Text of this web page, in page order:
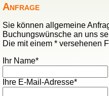
Anfrage
Sie können allgemeine
Buchungswünsche an uns
Die mit einem * versehenen
Pflichtfeld
Ihr Name*
Pflichtfeld
Ihre E-Mail-Adresse*